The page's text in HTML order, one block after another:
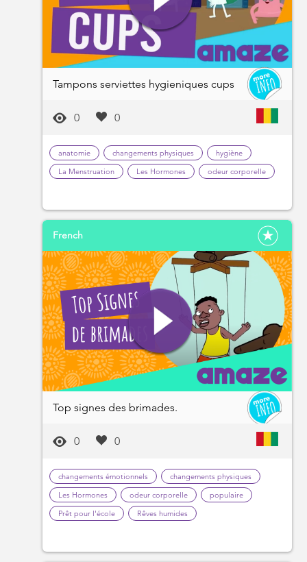
Tampons serviettes hygieniques cups
0 0
anatomie changements physiques
hygiène
La Menstruation
Les Hormones odeur corporelle
French
Top signes des brimades.
0 0
changements émotionnels
changements physiques
Les Hormones
odeur corporelle
populaire
Prêt pour l'école
Rêves humides